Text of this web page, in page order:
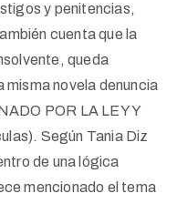
y penitencias,
cuenta que la
queda
misma novela denuncia
POR LA LEY Y
Según Tania Diz
de una lógica
mencionado el tema